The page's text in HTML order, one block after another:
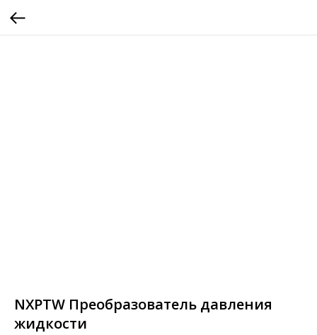
NXPTW Преобразователь давления
жидкости